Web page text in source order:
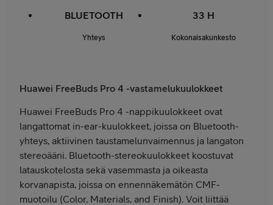
BLUETOOTH
Yhteys
33 H
Kokonaisakunkesto
Huawei FreeBuds Pro 4 -vastamelukuulokkeet
Huawei FreeBuds Pro 4 -nappikuulokkeet ovat
langattomat in-ear-kuulokkeet, joissa on Bluetooth-
yhteys, aktiivinen taustamelunvaimennus ja langaton
stereoääni. Bluetooth-stereokuulokkeet koostuvat
latauskotelosta sekä vasemmasta ja oikeasta
korvanapista, joissa on ennennäkemätön CMF-
muotoilu (Color, Materials, and Finish). Voit liittää